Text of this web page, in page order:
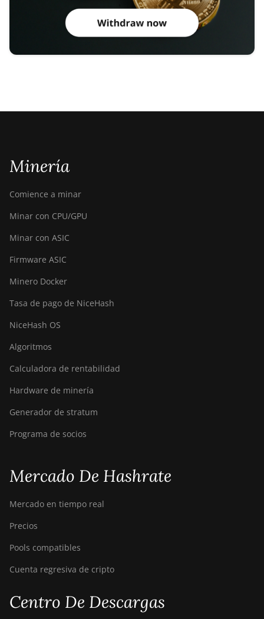
Minería
Comience a minar
Minar con CPU/GPU
Minar con ASIC
Firmware ASIC
Minero Docker
Tasa de pago de NiceHash
NiceHash OS
Algoritmos
Calculadora de rentabilidad
Hardware de minería
Generador de stratum
Programa de socios
Mercado De Hashrate
Mercado en tiempo real
Precios
Pools compatibles
Cuenta regresiva de cripto
Centro De Descargas